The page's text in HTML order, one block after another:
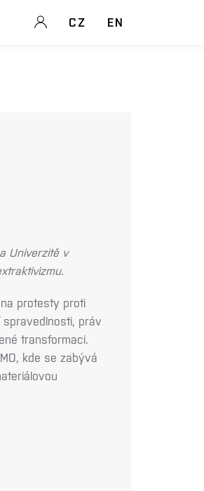
CZ EN
Univerzitě v
protesty proti
práv
transformaci.
kde se zabývá